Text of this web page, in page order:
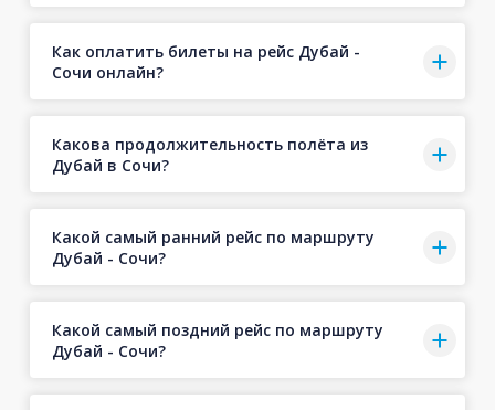
Как оплатить билеты на рейс Дубай -
Сочи онлайн?
Какова продолжительность полёта из
Дубай в Сочи?
Какой самый ранний рейс по маршруту
Дубай - Сочи?
Какой самый поздний рейс по маршруту
Дубай - Сочи?